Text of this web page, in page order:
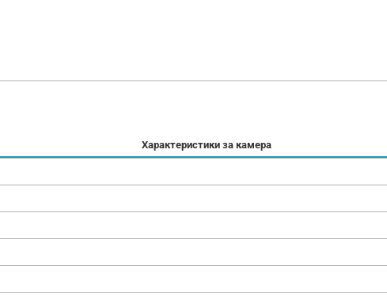
Характеристики за камера